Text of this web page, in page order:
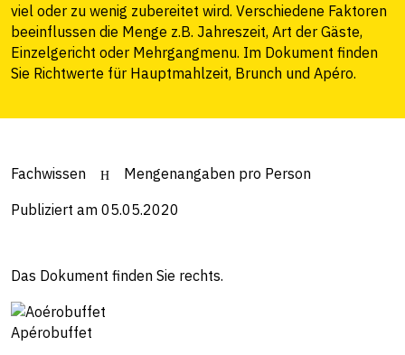
viel oder zu wenig zubereitet wird. Verschiedene Faktoren
beeinflussen die Menge z.B. Jahreszeit, Art der Gäste,
Einzelgericht oder Mehrgangmenu. Im Dokument finden
Sie Richtwerte für Hauptmahlzeit, Brunch und Apéro.
Fachwissen Mengenangaben pro Person
Publiziert am 05.05.2020
Das Dokument finden Sie rechts.
Apérobuffet